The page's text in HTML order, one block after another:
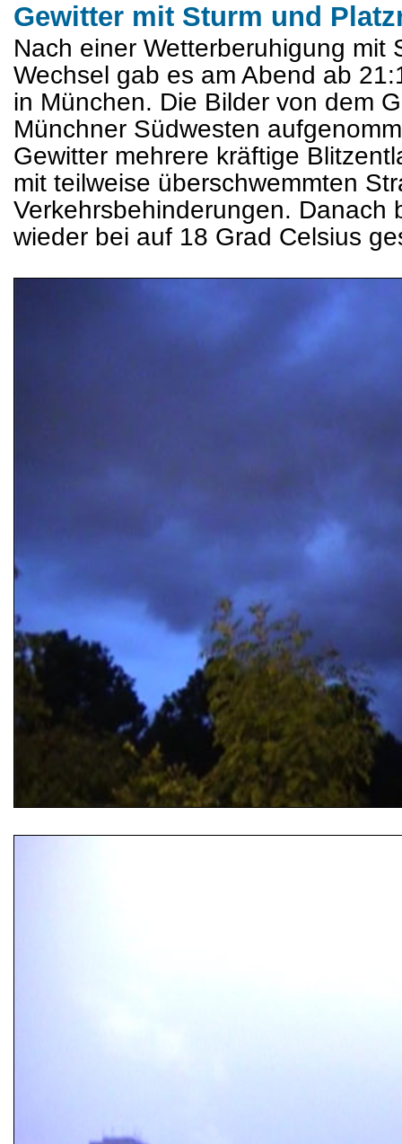
Gewitter mit Sturm und
Nach einer Wetterberuhigung mit
Wechsel gab es am Abend ab
in München. Die Bilder von dem
Münchner Südwesten
Gewitter mehrere kräftige
mit teilweise überschwemmten
Verkehrsbehinderungen. Danach
wieder bei auf 18 Grad Celsius